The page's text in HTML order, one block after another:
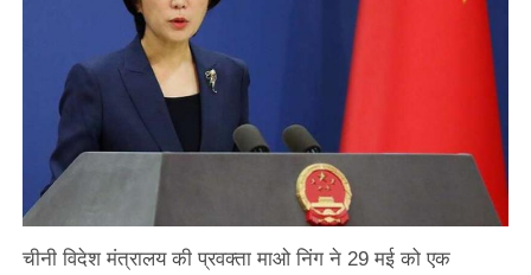
चीनी विदेश मंत्रालय की प्रवक्ता माओ निंग ने 29 मई को एक